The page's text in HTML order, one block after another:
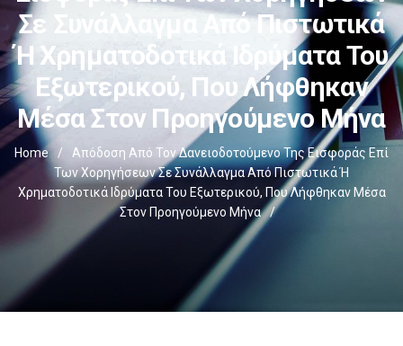
Σε Συνάλλαγμα Από Πιστωτικά
Ή Χρηματοδοτικά Ιδρύματα Του
Εξωτερικού, Που Λήφθηκαν
Μέσα Στον Προηγούμενο Μήνα
Home /
Απόδοση Από Τον Δανειοδοτούμενο Της Εισφοράς Επί
Των Χορηγήσεων Σε Συνάλλαγμα Από Πιστωτικά Ή
Χρηματοδοτικά Ιδρύματα Του Εξωτερικού, Που Λήφθηκαν Μέσα
Στον Προηγούμενο Μήνα
/